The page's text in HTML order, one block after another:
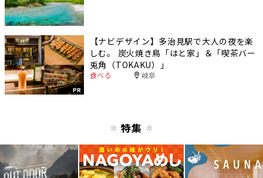
PR
【ナビデザイン】多治見駅で大人の夜を楽
しむ。 炭火焼き鳥「はと家」＆「喫茶バー
兎角（TOKAKU）」
食べる 岐阜
特集